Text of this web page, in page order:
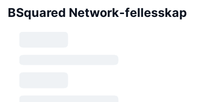
BSquared Network-fellesskap